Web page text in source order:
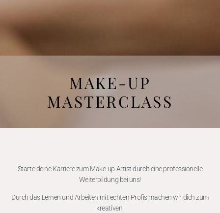
MAKE-UP
MASTERCLASS
Starte deine Karriere zum Make-up Artist durch eine professionelle
Weiterbildung bei uns!
Durch das Lernen und Arbeiten mit echten Profis machen wir dich zum
kreativen,